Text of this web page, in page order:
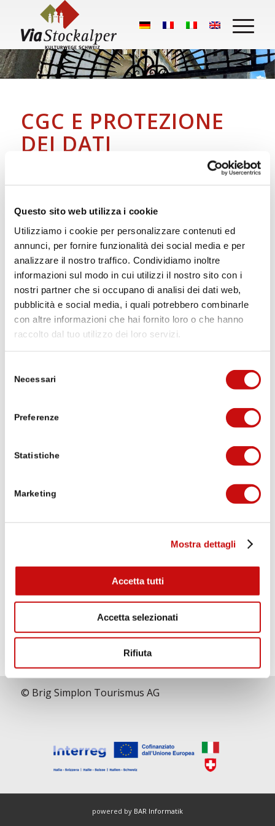
Questo sito web utilizza i cookie
Utilizziamo i cookie per personalizzare contenuti ed
annunci, per fornire funzionalità dei social media e per
analizzare il nostro traffico. Condividiamo inoltre
informazioni sul modo in cui utilizzi il nostro sito con i
nostri partner che si occupano di analisi dei dati web,
pubblicità e social media, i quali potrebbero combinarle
con altre informazioni che hai fornito loro o che hanno
raccolto dal tuo utilizzo dei loro servizi.
delNecessari
Preferenze
Statistiche
Marketing
Mostra dettagli
Accetta tutti
Accetta selezionati
Rifiuta
CGC E PROTEZIONE
DEI DATI
Bahnhofstrasse 2
3900 Brig
Svizzera
E-mail:
info@brig-simplon.ch
Condizioni generali di contratto
Si applicanole condizioni generali di viaggio (CGV)
di Brig Simplon Tourismus AG.
Protezione dei dati
Tourismus AG. Si applicano le disposizioni sulla
protezione dei dati di Brig Simplon Tourismus AG
Disposizioni sulla protezione dei dati
Cosa dicono i nostri escursionisti:
© Brig Simplon Tourismus AG
powered by BAR Informatik